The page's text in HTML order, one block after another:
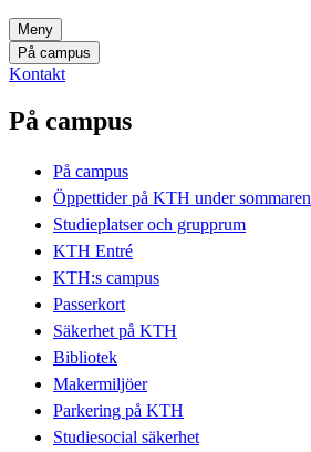
Meny
På campus
Kontakt
På campus
På campus
Öppettider på KTH under sommaren
Studieplatser och grupprum
KTH Entré
KTH:s campus
Passerkort
Säkerhet på KTH
Bibliotek
Makermiljöer
Parkering på KTH
Studiesocial säkerhet